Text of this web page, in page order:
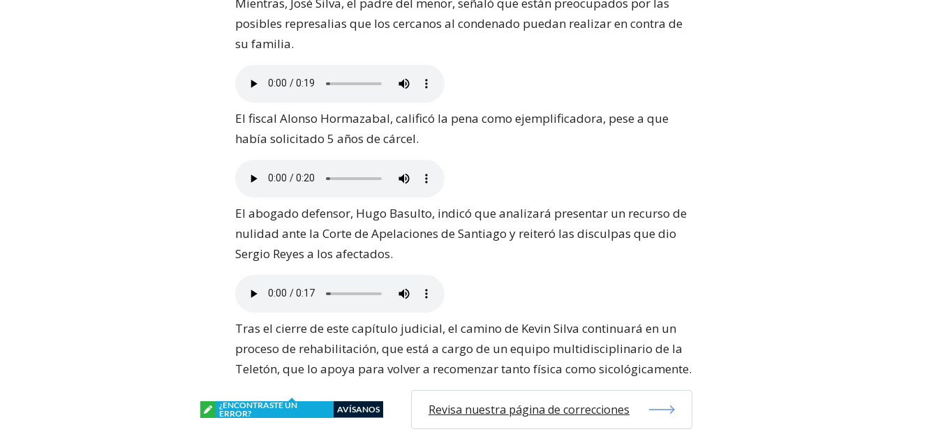
posibles represalias que los cercanos al condenado puedan realizar en contra de
su familia.
El fiscal Alonso Hormazabal, calificó la pena como ejemplificadora, pese a que
había solicitado 5 años de cárcel.
El abogado defensor, Hugo Basulto, indicó que analizará presentar un recurso de
nulidad ante la Corte de Apelaciones de Santiago y reiteró las disculpas que dio
Sergio Reyes a los afectados.
Tras el cierre de este capítulo judicial, el camino de Kevin Silva continuará en un
proceso de rehabilitación, que está a cargo de un equipo multidisciplinario de la
Teletón, que lo apoya para volver a recomenzar tanto física como sicológicamente.
¿ENCONTRASTE UN
ERROR?
AVÍSANOS Revisa nuestra página de correcciones